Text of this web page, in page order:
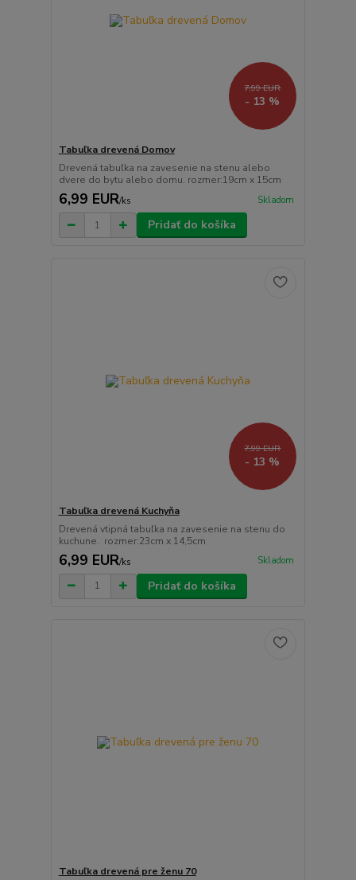
7,99 EUR
- 13 %
Tabuľka drevená Domov
Drevená tabuľka na zavesenie na stenu alebo
dvere do bytu alebo domu. rozmer:19cm x 15cm
6,99 EUR/ks Skladom
Pridať do košíka
7,99 EUR
- 13 %
Tabuľka drevená Kuchyňa
Drevená vtipná tabuľka na zavesenie na stenu do
kuchune. rozmer:23cm x 14,5cm
6,99 EUR/ks Skladom
Pridať do košíka
Tabuľka drevená pre ženu 70